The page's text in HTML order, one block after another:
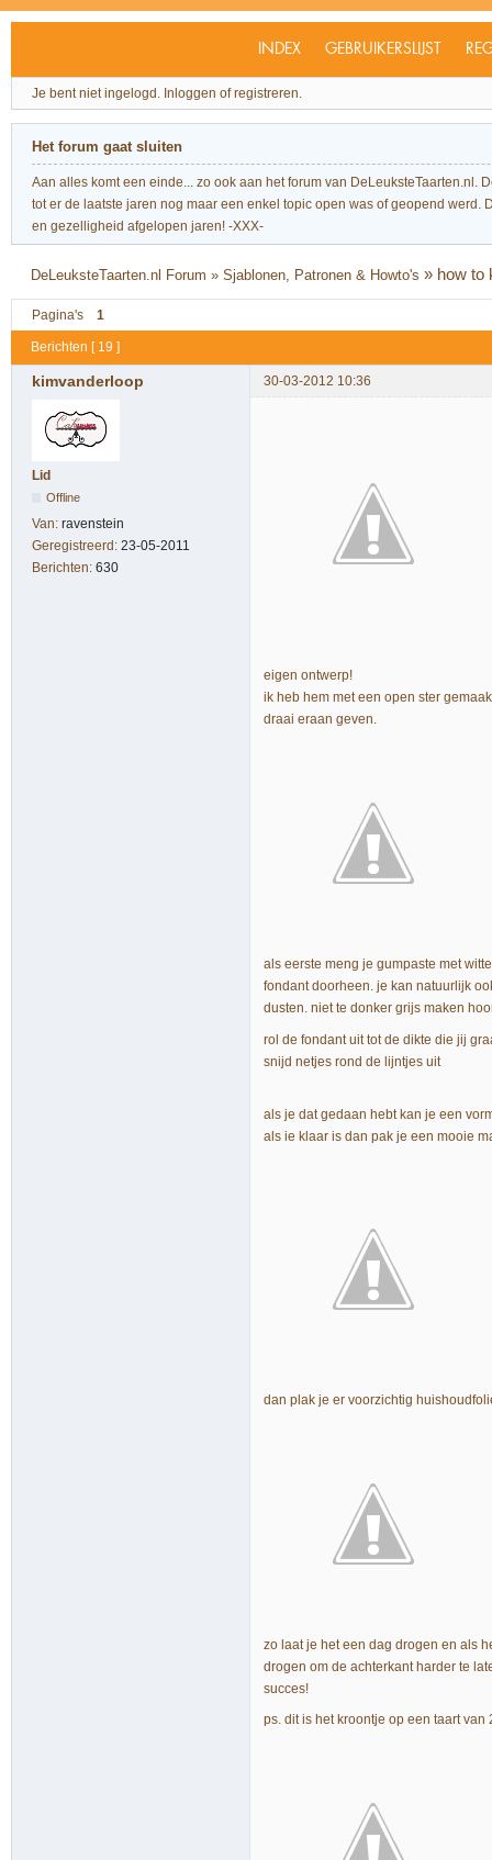
INDEX GEBRUIKERSLIJST
Je bent niet ingelogd. Inloggen of registreren.
Het forum gaat sluiten
Aan alles komt een einde... zo ook aan het forum van
tot er de laatste jaren nog maar een enkel topic open was of geopend
en gezelligheid afgelopen jaren! -XXX-
DeLeuksteTaarten.nl Forum »Sjablonen, Patronen & Howto's » how to
Pagina's 1
Berichten [ 19 ]
kimvanderloop 30-03-2012 10:36
Lid
Offline
Van: ravenstein
Geregistreerd: 23-05-2011
Berichten: 630
eigen ontwerp!
ik heb hem met een open ster
draai eraan geven.
als eerste meng je gumpaste met
fondant doorheen. je kan natuurlijk
dusten. niet te donker grijs maken
rol de fondant uit tot de dikte die jij
snijd netjes rond de lijntjes uit
als je dat gedaan hebt kan je een
als ie klaar is dan pak je een mooie
dan plak je er voorzichtig
zo laat je het een dag drogen en als
drogen om de achterkant harder te
succes!
ps. dit is het kroontje op een taart van